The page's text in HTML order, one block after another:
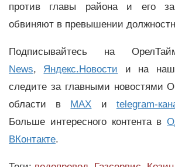
против главы района и его
обвиняют в превышении
Подписывайтесь на
News, Яндекс.Новости и на
следите за главными новостями
области в MAX и telegram-
Больше интересного контента в
ВКонтакте.